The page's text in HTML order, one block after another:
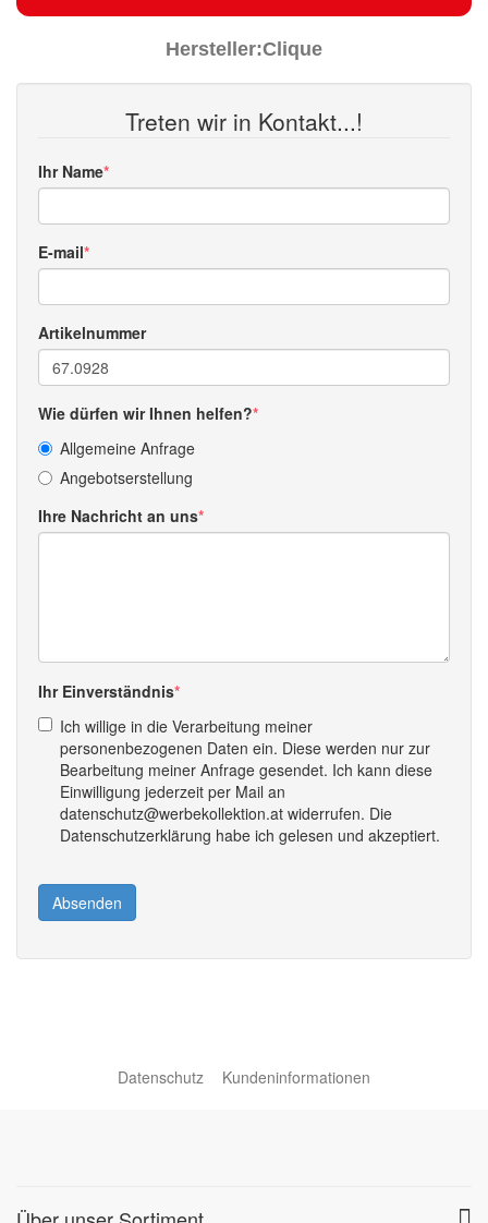
Hersteller:Clique
Treten wir in Kontakt...!
Ihr Name
E-mail
Artikelnummer
Wie dürfen wir Ihnen helfen?
Allgemeine Anfrage
Angebotserstellung
Ihre Nachricht an uns
Ihr Einverständnis
Ich willige in die Verarbeitung meiner
personenbezogenen Daten ein. Diese werden nur zur
Bearbeitung meiner Anfrage gesendet. Ich kann diese
Einwilligung jederzeit per Mail an
datenschutz@werbekollektion.at widerrufen. Die
Datenschutzerklärung habe ich gelesen und akzeptiert.
Absenden
Datenschutz Kundeninformationen